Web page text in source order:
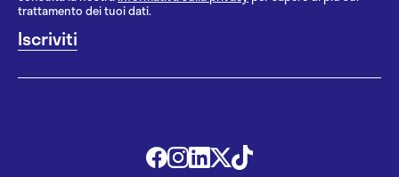
trattamento dei tuoi dati.